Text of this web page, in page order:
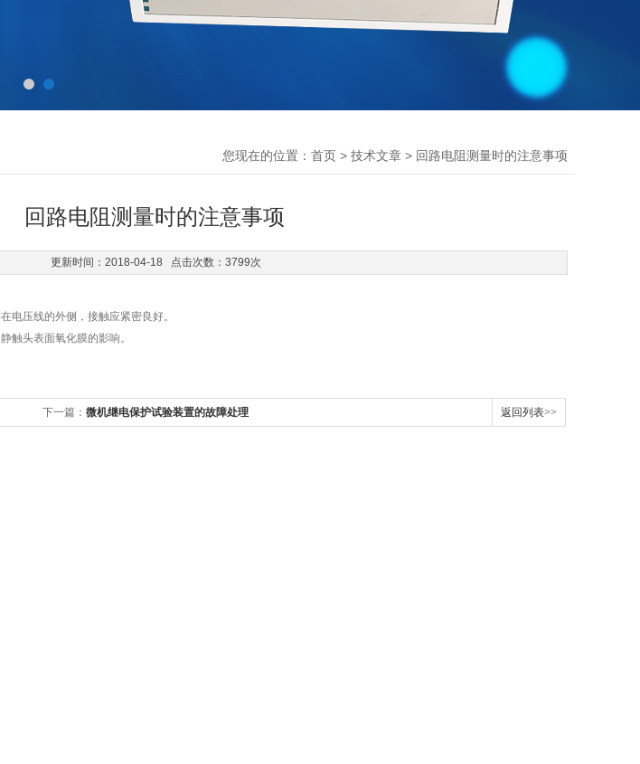
您现在的位置： 首页 > 技术文章 > 回路电阻测量时的注意事项
回路电阻测量时的注意事项
更新时间：2018-04-18 点击次数：3799次
电压线的外侧，接触应紧密良好。
触头表面氧化膜的影响。
下一篇： 微机继电保护试验装置的故障处理 返回列表>>